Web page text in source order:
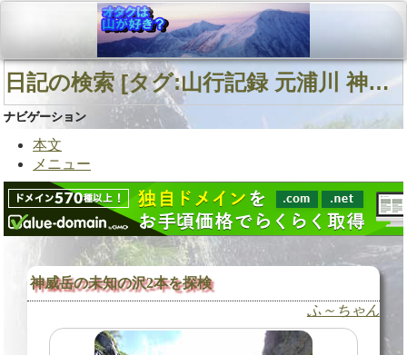
日記の検索 [タグ:山行記録 元浦川 神威岳 神威岳北西面直登沢] 01～01(01件中)
ナビゲーション
本文
メニュー
神威岳の未知の沢2本を探検
ふ～ちゃん